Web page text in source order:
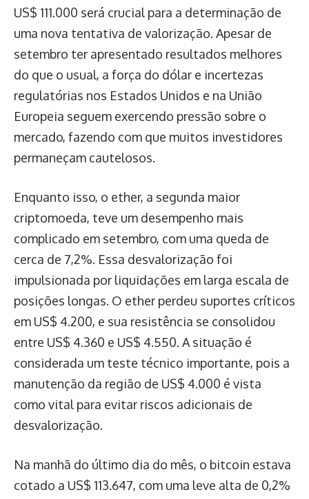
US$ 111.000 será crucial para a determinação de
uma nova tentativa de valorização. Apesar de
setembro ter apresentado resultados melhores
do que o usual, a força do dólar e incertezas
regulatórias nos Estados Unidos e na União
Europeia seguem exercendo pressão sobre o
mercado, fazendo com que muitos investidores
permaneçam cautelosos.
Enquanto isso, o ether, a segunda maior
criptomoeda, teve um desempenho mais
complicado em setembro, com uma queda de
cerca de 7,2%. Essa desvalorização foi
impulsionada por liquidações em larga escala de
posições longas. O ether perdeu suportes críticos
em US$ 4.200, e sua resistência se consolidou
entre US$ 4.360 e US$ 4.550. A situação é
considerada um teste técnico importante, pois a
manutenção da região de US$ 4.000 é vista
como vital para evitar riscos adicionais de
desvalorização.
Na manhã do último dia do mês, o bitcoin estava
cotado a US$ 113.647, com uma leve alta de 0,2%